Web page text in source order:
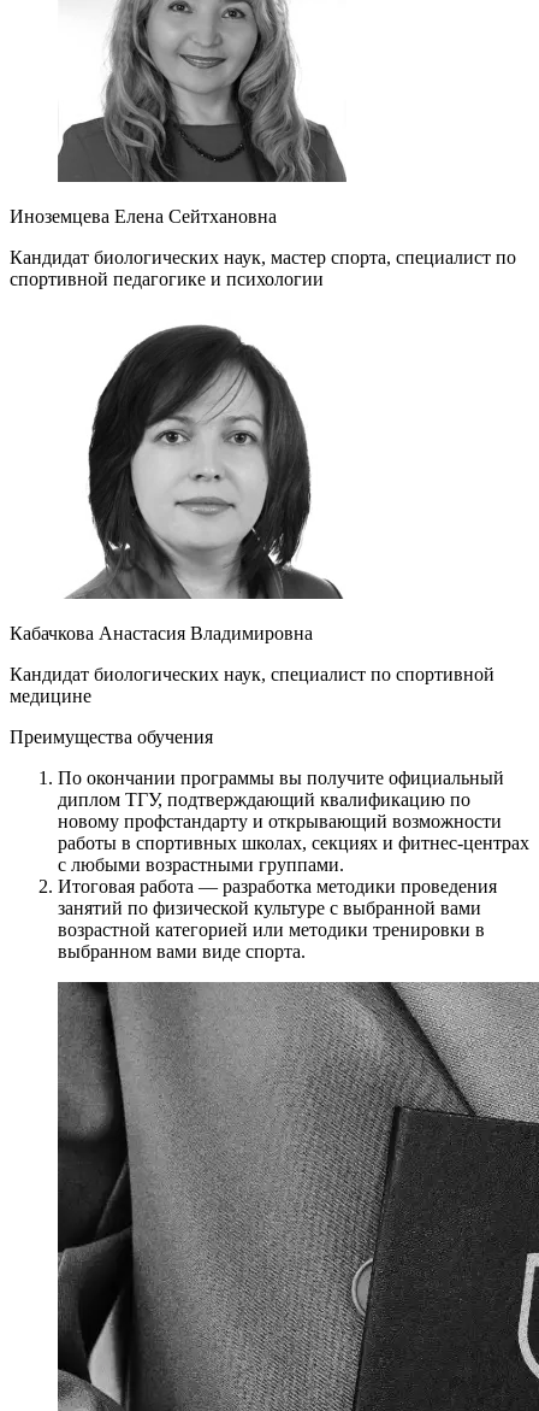
Иноземцева Елена Сейтхановна
Кандидат биологических наук, мастер спорта, специалист по
спортивной педагогике и психологии
Кабачкова Анастасия Владимировна
Кандидат биологических наук, специалист по спортивной
медицине
Преимущества обучения
По окончании программы вы получите официальный
диплом ТГУ, подтверждающий квалификацию по
новому профстандарту и открывающий возможности
работы в спортивных школах, секциях и фитнес‑центрах
с любыми возрастными группами.
Итоговая работа — разработка методики проведения
занятий по физической культуре с выбранной вами
возрастной категорией или методики тренировки в
выбранном вами виде спорта.